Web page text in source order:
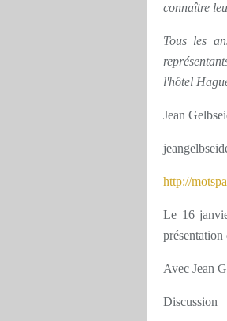
connaître
Tous les
l'hôtel
Jean
http://
Le 16
Avec Jean
Discussion